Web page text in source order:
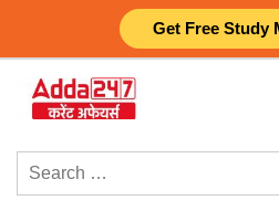
Get Free Study
content
Search